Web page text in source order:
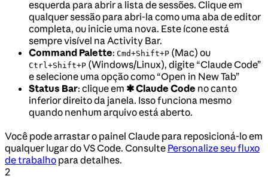
esquerda para abrir a lista de sessões. Clique em
qualquer sessão para abri-la como uma aba de editor
completa, ou inicie uma nova. Este ícone está
sempre visível na Activity Bar.
Command Palette: Cmd+Shift+P (Mac) ou
Ctrl+Shift+P (Windows/Linux), digite “Claude Code”
e selecione uma opção como “Open in New Tab”
Status Bar: clique em ✱ Claude Code no canto
inferior direito da janela. Isso funciona mesmo
quando nenhum arquivo está aberto.
Você pode arrastar o painel Claude para reposicioná-lo em
qualquer lugar do VS Code. Consulte Personalize seu fluxo
de trabalho para detalhes.
2